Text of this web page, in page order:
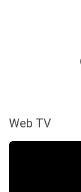
Web TV